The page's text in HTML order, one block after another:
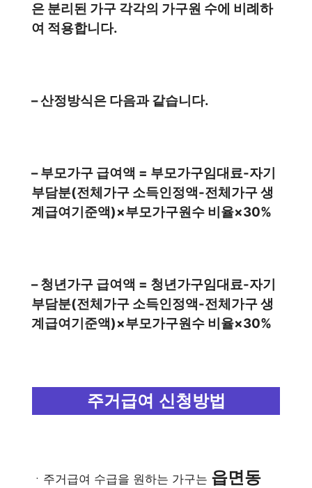
은 분리된 가구 각각의 가구원 수에 비례하
여 적용합니다.
– 산정방식은 다음과 같습니다.
– 부모가구 급여액 = 부모가구임대료-자기
부담분(전체가구 소득인정액-전체가구 생
계급여기준액)×부모가구원수 비율×30%
– 청년가구 급여액 = 청년가구임대료-자기
부담분(전체가구 소득인정액-전체가구 생
계급여기준액)×부모가구원수 비율×30%
주거급여 신청방법
ㆍ주거급여 수급을 원하는 가구는 읍면동